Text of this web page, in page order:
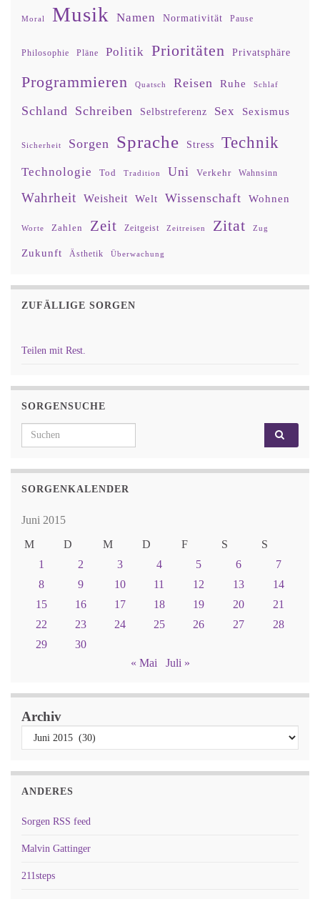
Moral Musik Namen Normativität Pause
Philosophie Pläne Politik Prioritäten Privatsphäre
Programmieren Quatsch Reisen Ruhe Schlaf
Schland Schreiben Selbstreferenz Sex Sexismus
Sicherheit Sorgen Sprache Stress Technik
Technologie Tod Tradition Uni Verkehr Wahnsinn
Wahrheit Weisheit Welt Wissenschaft Wohnen
Worte Zahlen Zeit Zeitgeist Zeitreisen Zitat Zug
Zukunft Ästhetik Überwachung
ZUFÄLLIGE SORGEN
Teilen mit Rest.
SORGENSUCHE
Search for:
SORGENKALENDER
Juni 2015
M
D M D F S
S
1
2 3 4 5 6
7
8
9 10 11 12 13
14
15
16 17 18 19 20
21
22
23 24 25 26 27
28
29
30
« Mai
Juli »
Archiv
ANDERES
Sorgen RSS feed
Malvin Gattinger
211steps